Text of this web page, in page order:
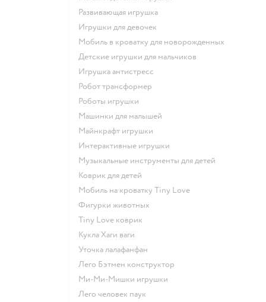
Развивающая игрушка
Игрушки для девочек
Мобиль в кроватку для новорожденных
Детские игрушки для мальчиков
Игрушка антистресс
Робот трансформер
Роботы игрушки
Машинки для малышей
Майнкрафт игрушки
Интерактивные игрушки
Музыкальные инструменты для детей
Коврик для детей
Мобиль на кроватку Tiny Love
Фигурки животных
Tiny Love коврик
Кукла Хаги ваги
Уточка лалафанфан
Лего Бэтмен конструктор
Ми-Ми-Мишки игрушки
Лего человек паук